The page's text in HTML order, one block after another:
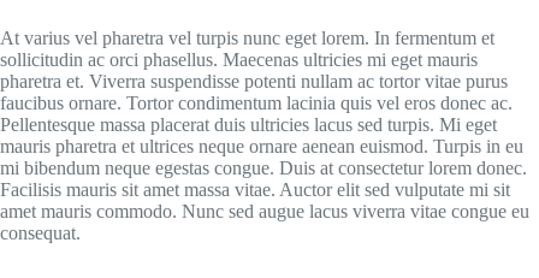
At varius vel pharetra vel turpis nunc eget lorem. In fermentum et
sollicitudin ac orci phasellus. Maecenas ultricies mi eget mauris
pharetra et. Viverra suspendisse potenti nullam ac tortor vitae purus
faucibus ornare. Tortor condimentum lacinia quis vel eros donec ac.
Pellentesque massa placerat duis ultricies lacus sed turpis. Mi eget
mauris pharetra et ultrices neque ornare aenean euismod. Turpis in eu
mi bibendum neque egestas congue. Duis at consectetur lorem donec.
Facilisis mauris sit amet massa vitae. Auctor elit sed vulputate mi sit
amet mauris commodo. Nunc sed augue lacus viverra vitae congue eu
consequat.